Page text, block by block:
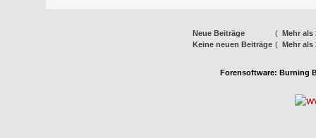
Neue Beiträge ( Mehr als
Keine neuen Beiträge ( Mehr als
Forensoftware: Burning